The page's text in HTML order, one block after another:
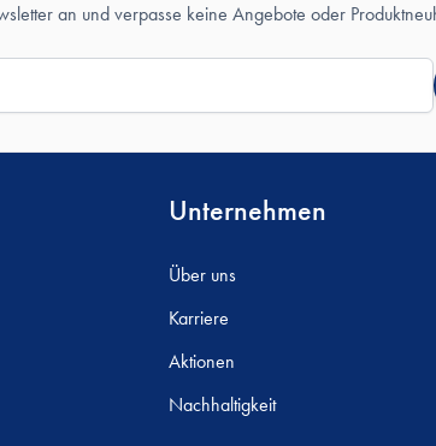
an und verpasse keine Angebote oder
Unternehmen
Über uns
Karriere
Aktionen
Nachhaltigkeit